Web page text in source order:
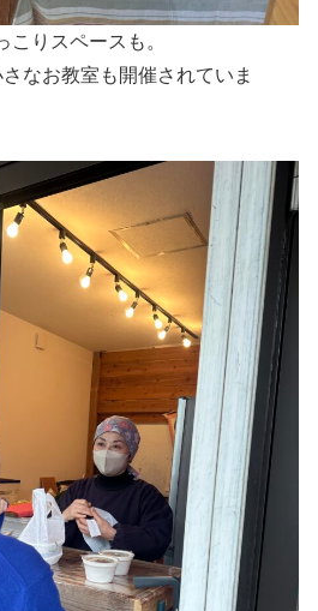
こりスペースも。
なお教室も開催されていま